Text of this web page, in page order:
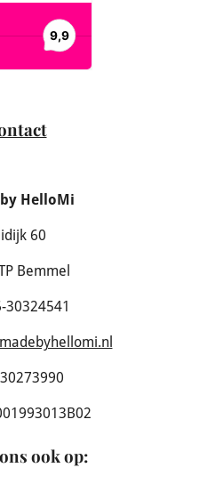
HelloMi
60
Bemmel
30324541
30273990
ook op: